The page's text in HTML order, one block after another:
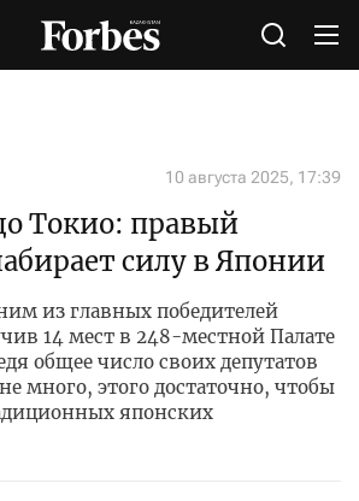
10 августа 2025, 17:39
Токио: правый
силу в Японии
из главных победителей
14 мест в 248-местной Палате
общее число своих депутатов
много, этого достаточно, чтобы
японских